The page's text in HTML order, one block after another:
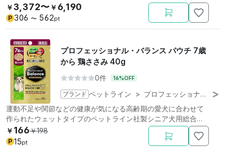
￥3,372〜 ￥ 6,190
P 306 〜 562pt
プロフェッショナル・バランス パウチ 7歳
から 鶏ささみ 40g
0件 16%OFF
ブランド ペットライン > プロフェッショナル・バランス
運動不足や関節などの健康が気になる高齢期の愛犬に合わせて
作られたウェットタイプのペットライン社製シニア犬用総合栄
養食です。
￥ 166￥198
P 15pt